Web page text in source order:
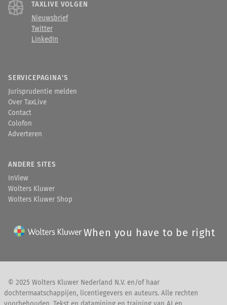
TAXLIVE VOLGEN
Nieuwsbrief
Twitter
LinkedIn
SERVICEPAGINA'S
Jurisprudentie melden
Over TaxLive
Contact
Colofon
Adverteren
ANDERE SITES
InView
Wolters Kluwer
Wolters Kluwer Shop
When you have to be right
© 2025 Wolters Kluwer Nederland N.V. en/of haar
dochtermaatschappijen, licentiegevers en auteurs. Alle rechten